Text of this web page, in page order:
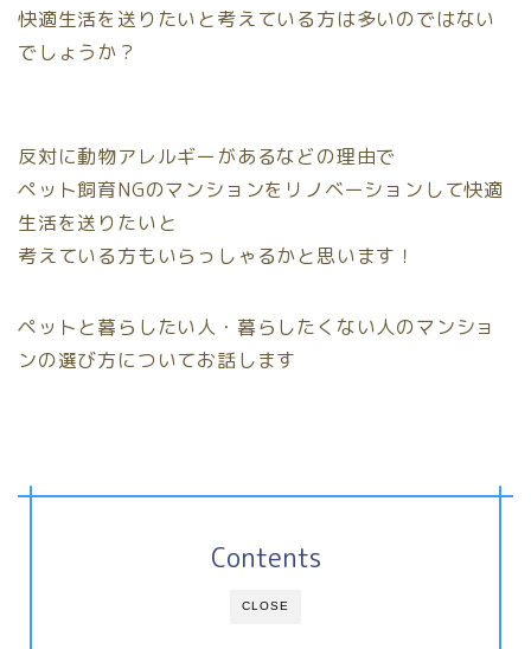
快適生活を送りたいと考えている方は多いのではない
でしょうか？
反対に動物アレルギーがあるなどの理由で
ペット飼育NGのマンションをリノベーションして快適
生活を送りたいと
考えている方もいらっしゃるかと思います！
ペットと暮らしたい人・暮らしたくない人のマンショ
ンの選び方についてお話します
CLOSE
Contents